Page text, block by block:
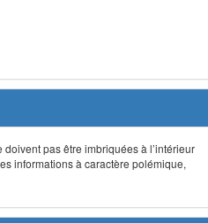
pas être imbriquées à l’intérieur
informations à caractère polémique,